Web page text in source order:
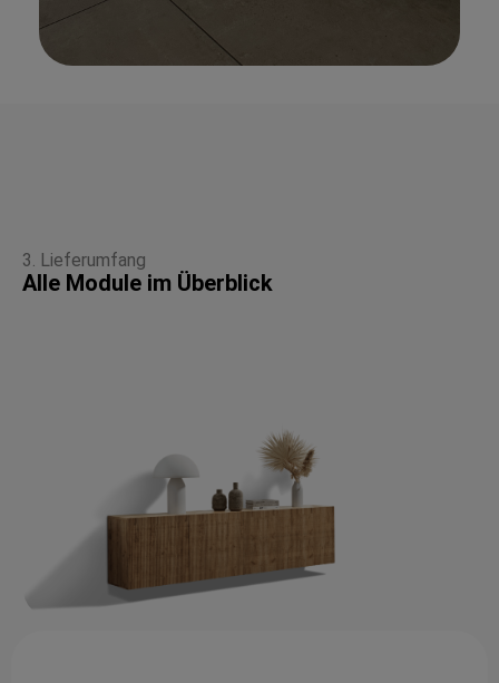
3. Lieferumfang
Alle Module im Überblick